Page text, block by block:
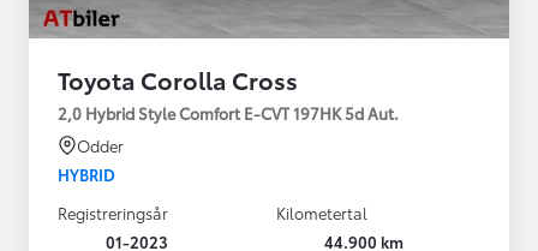
Toyota Corolla Cross
2,0 Hybrid Style Comfort E-CVT 197HK 5d Aut.
Odder
HYBRID
Registreringsår
01-2023
Kilometertal
44.900 km